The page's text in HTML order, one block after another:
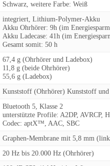
Schwarz, weitere Farbe: Weiß
integriert, Lithium-Polymer-Akku
Akku Ohrhörer: 9h (im
Akku Ladecase: 41h (im
Gesamt somit: 50 h
67,4 g (Ohrhörer und Ladebox)
11,8 g (beide Ohrhörer)
55,6 g (Ladebox)
Kunststoff (Ohrhörer) Kunststoff und
Bluetooth 5, Klasse 2
unterstützte Profile: A2DP, AVRCP,
Codec: aptX™, AAC, SBC
Graphen-Membrane mit 5,8 mm
20 Hz bis 20.000 Hz (Ohrhörer)